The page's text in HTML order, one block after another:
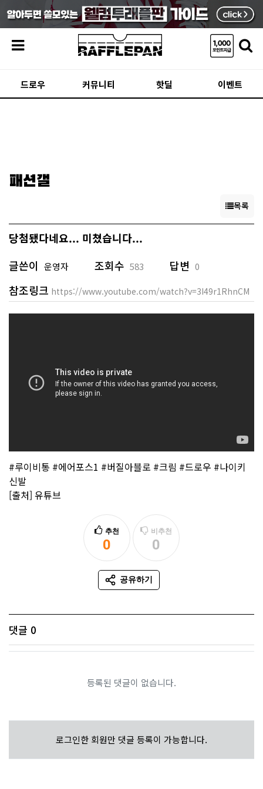
드로우 커뮤니티 핫딜 이벤트
패션갤
목록
당첨됐다네요... 미쳤습니다...
글쓴이 운영자 조회수 583 답변 0
참조링크 https://www.youtube.com/watch?v=3I49r1RhnCM
#루이비통 #에어포스1 #버질아블로 #크림 #드로우 #나이키
신발
[출처] 유튜브
추천
0
추천
비추천
0
비추천
공유하기
SNS 공유
댓글 0
등록된 댓글이 없습니다.
로그인한 회원만 댓글 등록이 가능합니다.